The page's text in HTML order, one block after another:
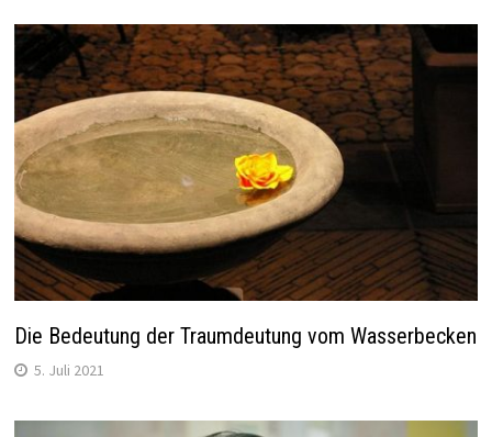
Die Bedeutung der Traumdeutung vom Wasserbecken
5. Juli 2021